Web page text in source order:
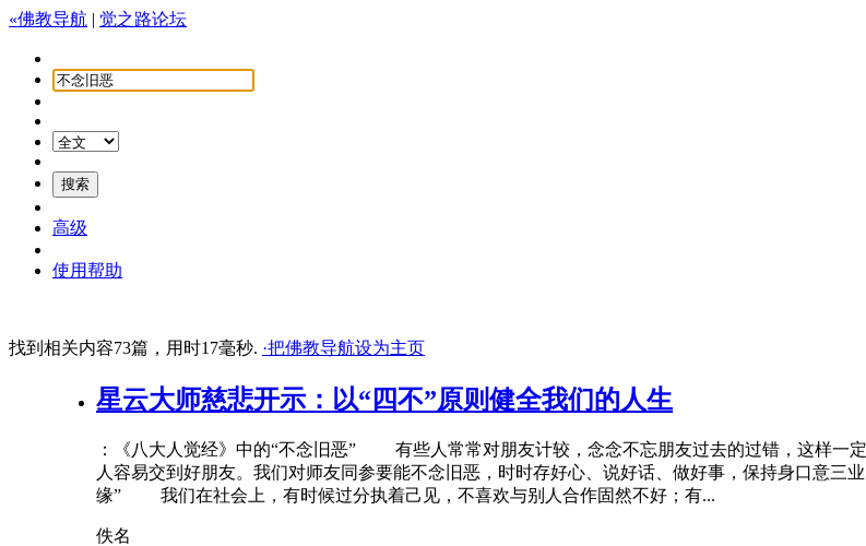
«佛教导航 | 觉之路论坛
高级
使用帮助
找到相关内容73篇，用时17毫秒. ·把佛教导航设为主页
星云大师慈悲开示：以“四不”原则健全我们的人生
：《八大人觉经》中的“不念旧恶” 有些人常常对朋友计较，念念不忘朋友过去的过错，这样一定
人容易交到好朋友。我们对师友同参要能不念旧恶 ，时时存好心、说好话、做好事，保持身口意
缘” 我们在社会上，有时候过分执着己见， 不喜欢与别人合作固然不好；有...
佚名